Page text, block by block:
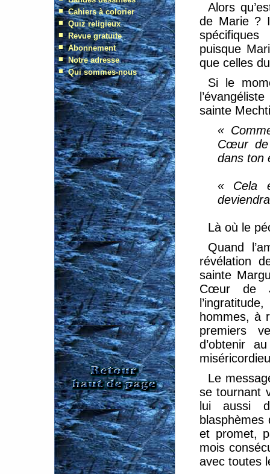
Alors
de Marie ?
puisque
que celles
Si le
sainte
«
Cœur de
dans ton
« Cela
Là où le
Quand
révélation
sainte
Cœur de
hommes, à
premiers
d’obtenir
Le
se tournant
lui aussi
et promet,
mois
avec toutes